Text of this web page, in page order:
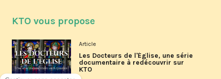
KTO vous propose
Article
Les Docteurs de l'Église, une série
documentaire à redécouvrir sur
KTO